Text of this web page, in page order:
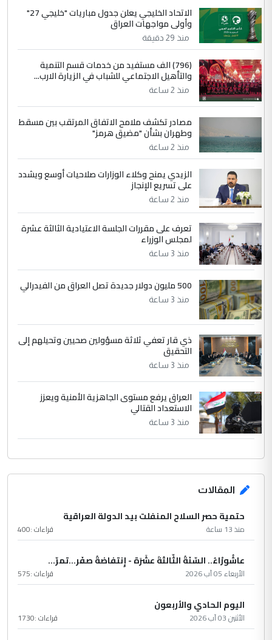
الموضوع :
الجواهري يرد على صدام حسين سل
مضجعيك يابن الزنا (نص كامل)
سردار
التعليق : واحد من عصابة علي ماما يسقط
جنسية الرافد الثالث للعراق ومن اصول عريقة
ابا فرات ...
الجواهري يرد على صدام حسين سل
مضجعيك يابن الزنا (نص كامل)
5 حيدر عاشور
التعليق : تحياتي لك استاذ حامدتركان. كلام
دقيق ومسؤول؛ فالاستثمار الحقيقي للإنسان
الموضوع :
بين الإهمال واغتصاب الأرض.. بلاد
الرافدين تعاني الجفاف والتصحر!!
الاتحاد الخليجي يعلن جدول مباريات "خليجي 27"
وأولى مواجهات العراق
منذ 29 دقيقة
(796) الف مستفيد من خدمات قسم التنمية
والتأهيل الاجتماعي للشباب في الزيارة الارب...
منذ 2 ساعة
مصادر تكشف ملامح الاتفاق المرتقب بين مسقط
وطهران بشأن "مضيق هرمز"
منذ 2 ساعة
الزيدي يمنح وكلاء الوزارات صلاحيات أوسع ويشدد
على تسريع الإنجاز
منذ 2 ساعة
تعرف على مقررات الجلسة الاعتيادية الثالثة عشرة
لمجلس الوزراء
منذ 3 ساعة
500 مليون دولار جديدة تصل العراق من الفيدرالي
منذ 3 ساعة
ذي قار تعفي ثلاثة مسؤولين صحيين وتحيلهم إلى
التحقيق
منذ 3 ساعة
العراق يرفع مستوى الجاهزية الأمنية ويعزز
الاستعداد القتالي
منذ 3 ساعة
المقالات
حتمية حصر السلاح المنفلت بيد الدولة العراقية
منذ 13 ساعة قراءات :400
عاشُورْاءُ.. السّنَةُ الثّالثةَ عشَرَة - إِنتفاضةُ صفَر…تمرّ...
الأربعاء 05 آب 2026 قراءات :575
اليوم الحادي والأربعون
الأثنين 03 آب 2026 قراءات :1730